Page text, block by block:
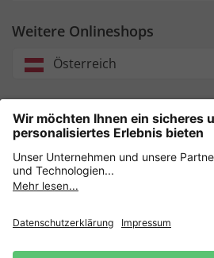
Weitere Onlineshops
Österreich
Unsere Zahlungsarten
Sicher einkaufen mit